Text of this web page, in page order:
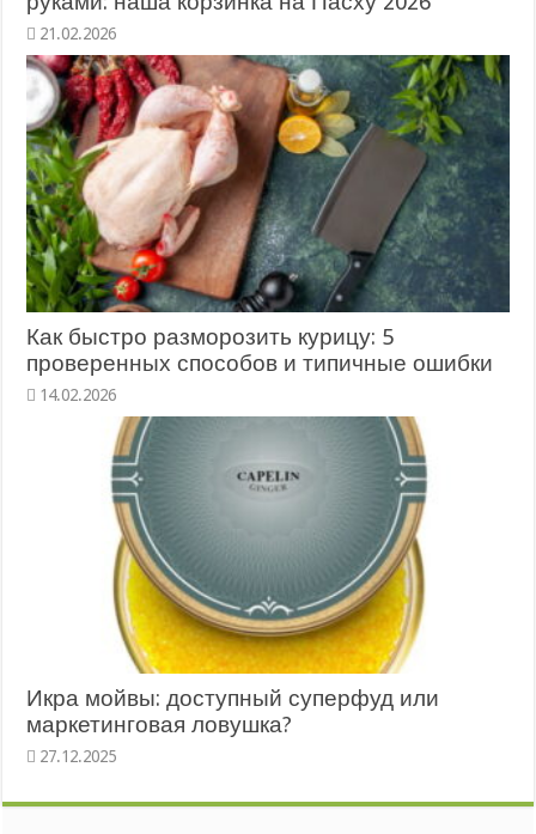
Как быстро разморозить курицу: 5
проверенных способов и типичные ошибки
Икра мойвы: доступный суперфуд или
маркетинговая ловушка?